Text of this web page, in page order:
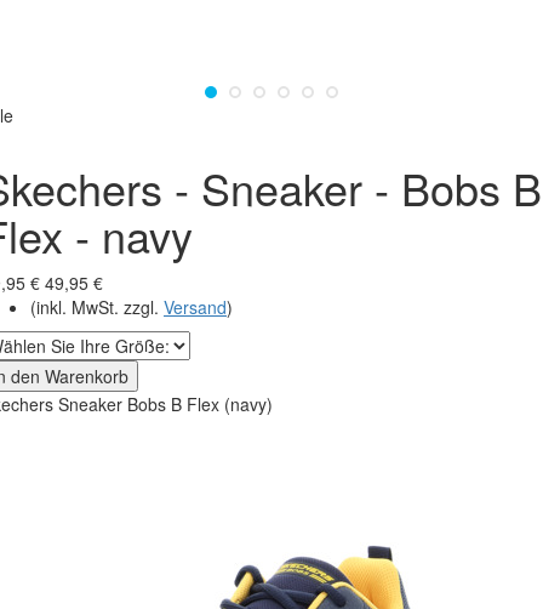
- Sneaker - Bobs B
- navy
€ 49,95 €
(inkl. MwSt. zzgl. Versand)
den Warenkorb
Sneaker Bobs B Flex (navy)